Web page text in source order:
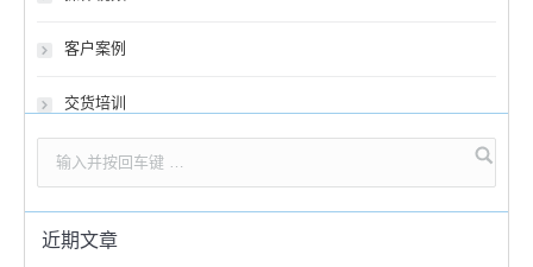
客户案例
交货培训
近期文章